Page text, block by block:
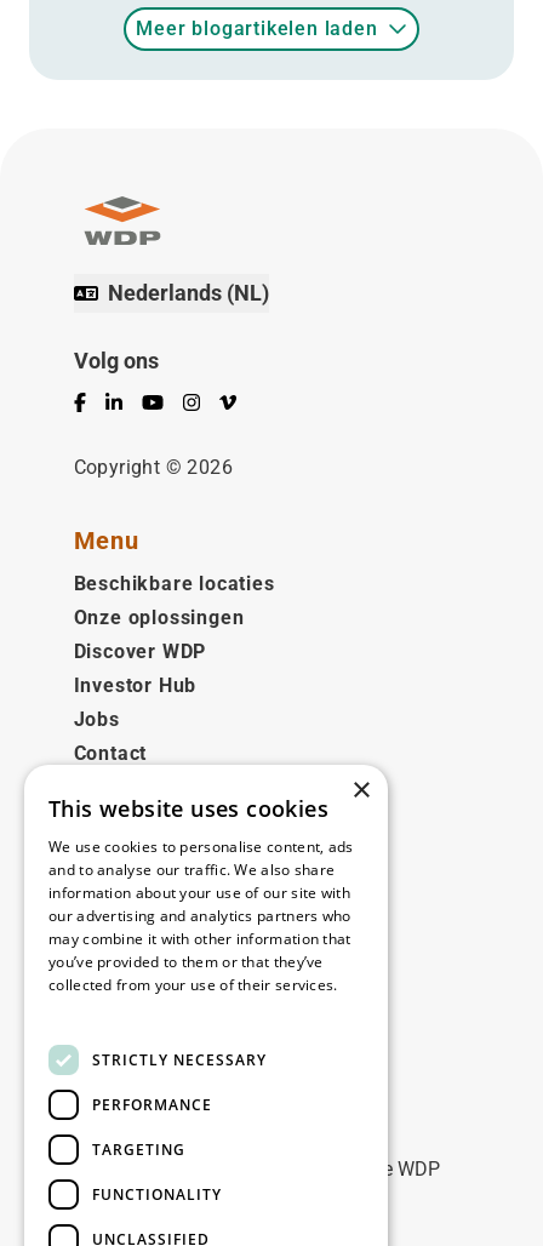
Meer blogartikelen laden
Nederlands (NL)
Volg ons
Facebook
LinkedInYouTubeInstagram
Vimeo
Copyright © 2026
Menu
Beschikbare locaties
Onze oplossingen
Discover WDP
Investor Hub
Jobs
Contact
Juridisch
Disclaimer
Privacy policy
Cookie policy
Contact
Blijf op de hoogte
Blijf up-to-date: meld u aan voor onze WDP
Marketing nieuwsbrieven
×
This website uses cookies
We use cookies to personalise content, ads
and to analyse our traffic. We also share
information about your use of our site with
our advertising and analytics partners who
may combine it with other information that
you’ve provided to them or that they’ve
collected from your use of their services.
STRICTLY NECESSARY
PERFORMANCE
TARGETING
FUNCTIONALITY
UNCLASSIFIED